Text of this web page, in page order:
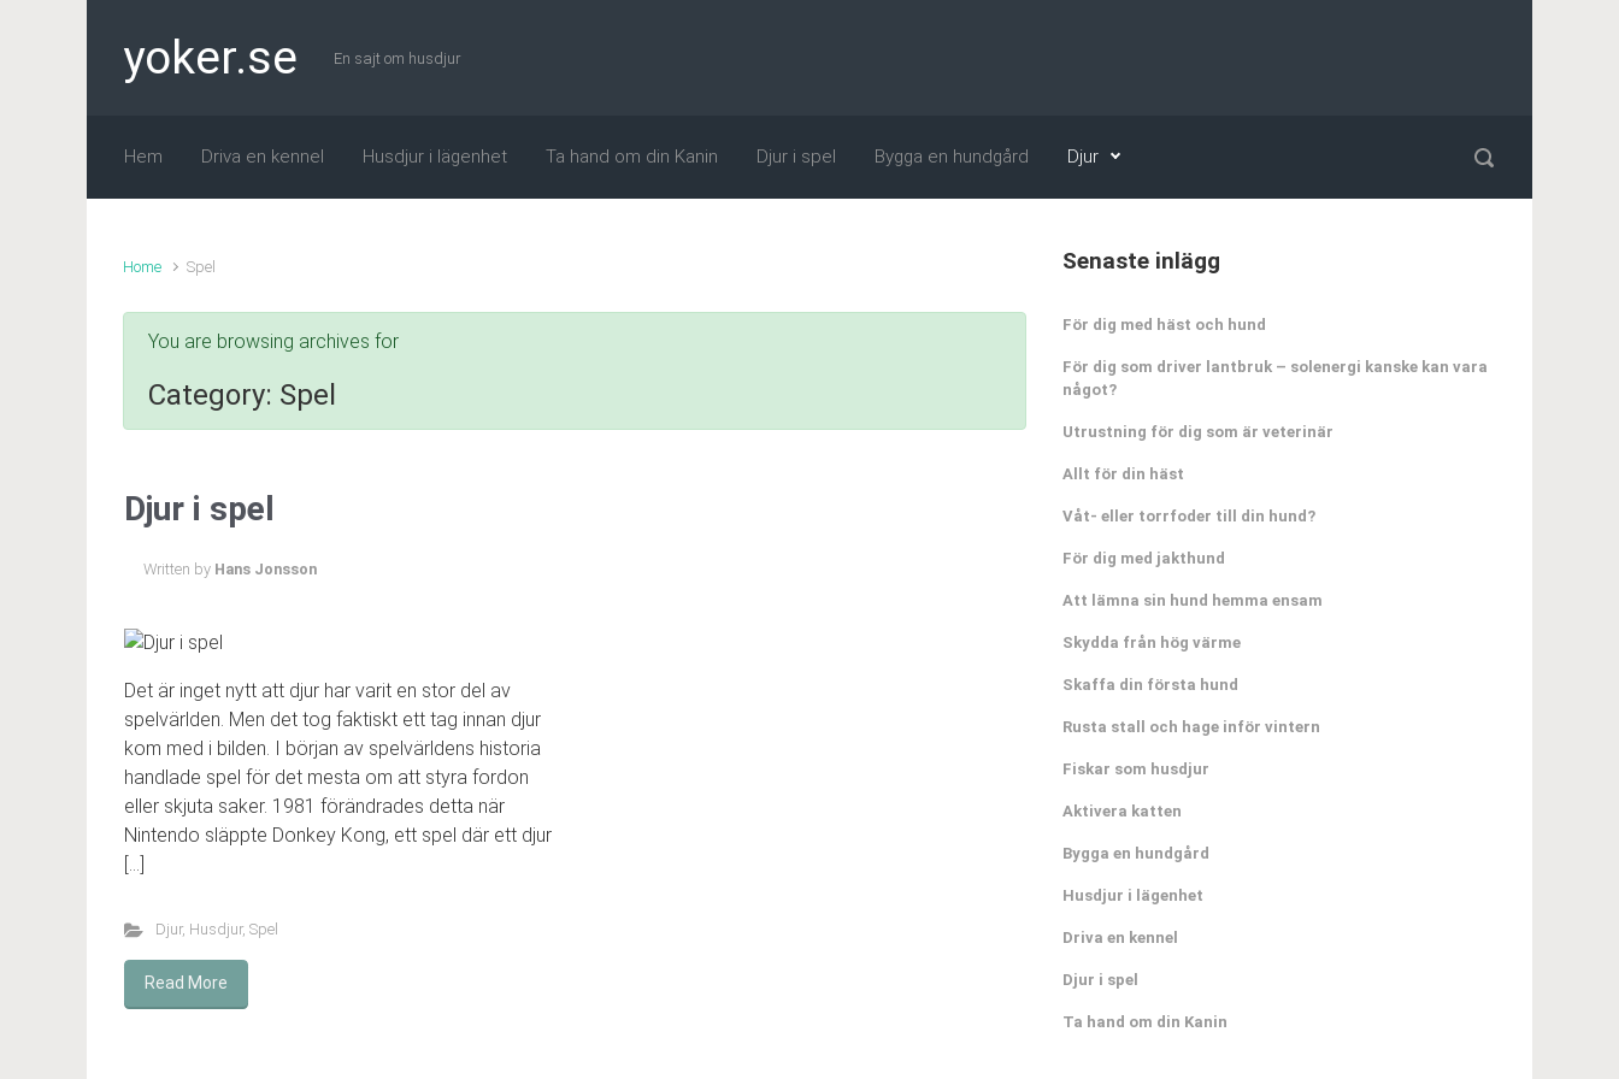
yoker.se En sajt om husdjur
Hem Driva en kennel Husdjur i lägenhet Ta hand om din Kanin Djur i spel Bygga en hundgård Djur
Home Spel
You are browsing archives for
Category: Spel
Djur i spel
Written by Hans Jonsson
Det är inget nytt att djur har varit en stor del av
spelvärlden. Men det tog faktiskt ett tag innan djur
kom med i bilden. I början av spelvärldens historia
handlade spel för det mesta om att styra fordon
eller skjuta saker. 1981 förändrades detta när
Nintendo släppte Donkey Kong, ett spel där ett djur
[…]
Djur, Husdjur, Spel
Read More
Senaste inlägg
För dig med häst och hund
För dig som driver lantbruk – solenergi kanske kan vara
något?
Utrustning för dig som är veterinär
Allt för din häst
Våt- eller torrfoder till din hund?
För dig med jakthund
Att lämna sin hund hemma ensam
Skydda från hög värme
Skaffa din första hund
Rusta stall och hage inför vintern
Fiskar som husdjur
Aktivera katten
Bygga en hundgård
Husdjur i lägenhet
Driva en kennel
Djur i spel
Ta hand om din Kanin